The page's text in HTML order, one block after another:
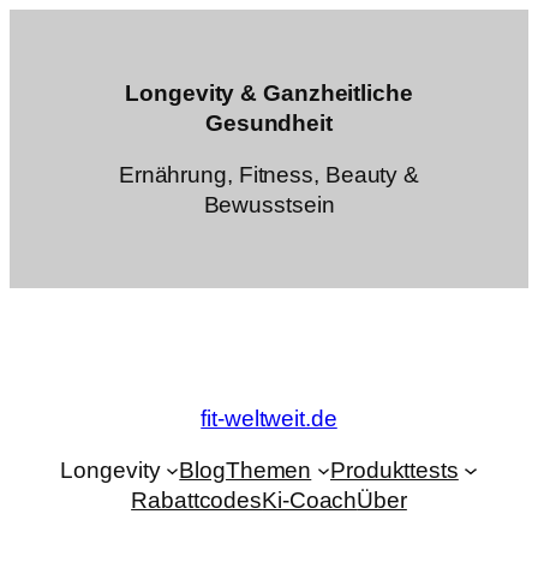
Longevity & Ganzheitliche
Gesundheit
Ernährung, Fitness, Beauty &
Bewusstsein
fit-weltweit.de
Longevity BlogThemen
Produkttests
RabattcodesKi-CoachÜber